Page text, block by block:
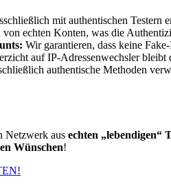
mit authentischen
echten Konten, was die
Wir garantieren, dass keine
auf IP-Adressenwechsler
authentische Methoden
Netzwerk aus echten „lebendigen“
Wünschen!